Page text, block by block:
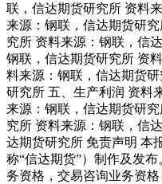
联，信达期货研究所 资料
来源：钢联，信达期货研
究所 资料来源：钢联，信
钢联，信达期货研究所 资
料来源：钢联，信达期货
研究所 五、生产利润 资料
来源：钢联，信达期货研
究所 资料来源：钢联，信
达期货研究所 免责声明 本
称“信达期货”）制作及发
务资格，交易咨询业务资